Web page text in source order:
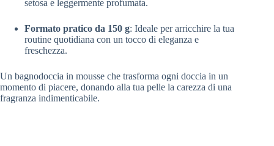
setosa e leggermente profumata.
Formato pratico da 150 g: Ideale per arricchire la tua
routine quotidiana con un tocco di eleganza e
freschezza.
Un bagnodoccia in mousse che trasforma ogni doccia in un
momento di piacere, donando alla tua pelle la carezza di una
fragranza indimenticabile.